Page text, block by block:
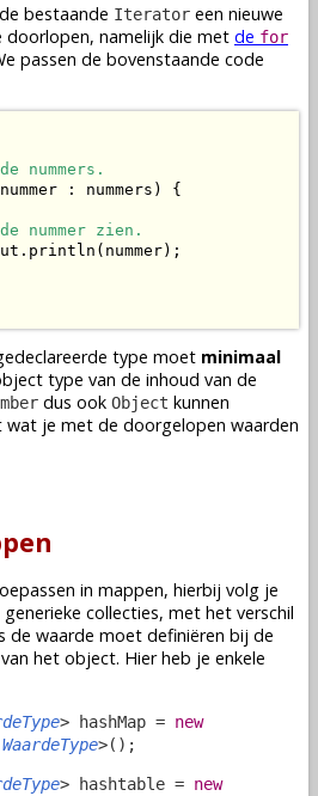
bestaande Iterator een nieuwe
namelijk die met de for
passen de bovenstaande code
nummers.
: nummers) {
nummer zien.
type moet minimaal
type van de inhoud van de
dus ook Object kunnen
wat je met de doorgelopen waarden
in mappen, hierbij volg je
collecties, met het verschil
de waarde moet definiëren bij de
het object. Hier heb je enkele
> hashMap = new
>();
> hashtable = new